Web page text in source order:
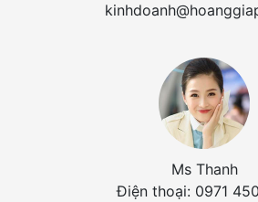
Ms Thanh
Điện thoại: 0971